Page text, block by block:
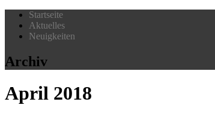
Startseite
Aktuelles
Neuigkeiten
Archiv
April 2018